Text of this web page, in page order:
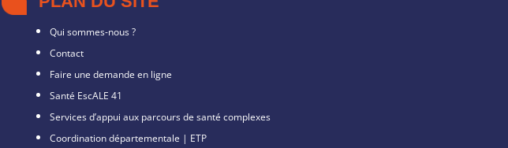
Qui sommes-nous ?
Contact
Faire une demande en ligne
Santé EscALE 41
Services d’appui aux parcours de santé complexes
Coordination départementale | ETP